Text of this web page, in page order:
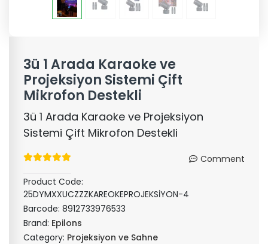
3ü 1 Arada Karaoke ve
Projeksiyon Sistemi Çift
Mikrofon Destekli
3ü 1 Arada Karaoke ve Projeksiyon
Sistemi Çift Mikrofon Destekli
Comment
Product Code:
25DYMXXUCZZZKAREOKEPROJEKSİYON-4
Barcode: 8912733976533
Brand: Epilons
Category: Projeksiyon ve Sahne